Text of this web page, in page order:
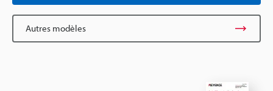
Autres modèles